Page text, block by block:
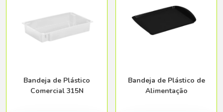
Bandeja de Plástico
Comercial 315N
Bandeja de Plástico de
Alimentação